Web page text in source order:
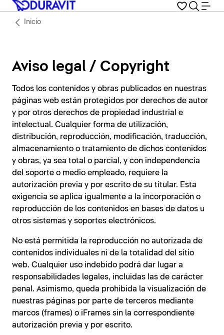
Inicio
Aviso legal / Copyright
Todos los contenidos y obras publicados en nuestras
páginas web están protegidos por derechos de autor
y por otros derechos de propiedad industrial e
intelectual. Cualquier forma de utilización,
distribución, reproducción, modificación, traducción,
almacenamiento o tratamiento de dichos contenidos
y obras, ya sea total o parcial, y con independencia
del soporte o medio empleado, requiere la
autorización previa y por escrito de su titular. Esta
exigencia se aplica igualmente a la incorporación o
reproducción de los contenidos en bases de datos u
otros sistemas y soportes electrónicos.
No está permitida la reproducción no autorizada de
contenidos individuales ni de la totalidad del sitio
web. Cualquier uso indebido podrá dar lugar a
responsabilidades legales, incluidas las de carácter
penal. Asimismo, queda prohibida la visualización de
nuestras páginas por parte de terceros mediante
marcos (frames) o iFrames sin la correspondiente
autorización previa y por escrito.